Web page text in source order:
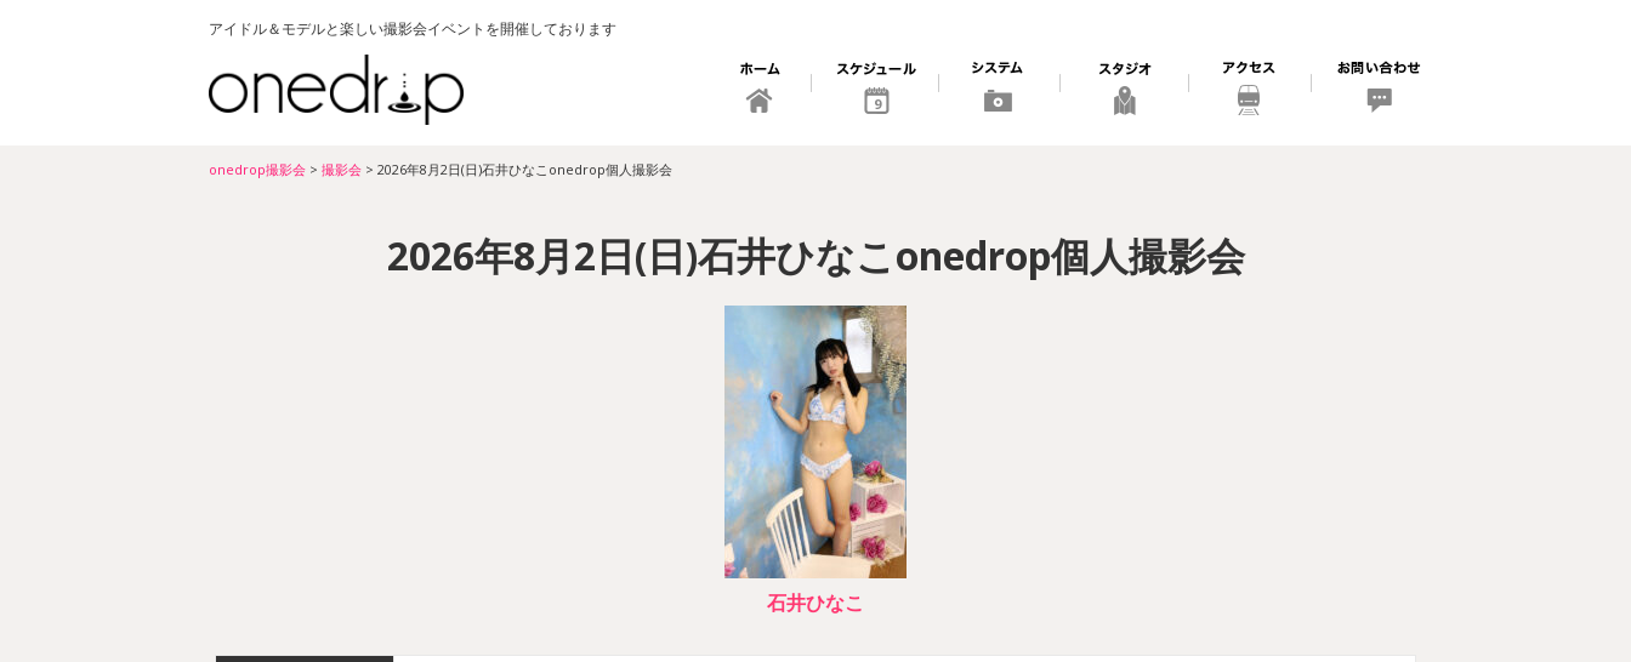
アイドル＆モデルと楽しい撮影会イベントを開催しております
9
onedrop撮影会 > 撮影会 > 2026年8月2日(日)石井ひなこonedrop個人撮影会
2026年8月2日(日)石井ひなこonedrop個人撮影会
石井ひなこ